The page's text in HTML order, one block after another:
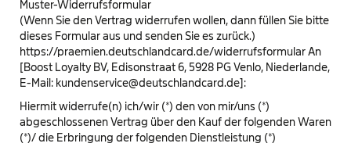
Muster-Widerrufsformular
(Wenn Sie den Vertrag widerrufen wollen, dann füllen Sie bitte
dieses Formular aus und senden Sie es zurück.)
https://praemien.deutschlandcard.de/widerrufsformular An
[Boost Loyalty BV, Edisonstraat 6, 5928 PG Venlo, Niederlande,
E-Mail: kundenservice@deutschlandcard.de]:
Hiermit widerrufe(n) ich/wir (*) den von mir/uns (*)
abgeschlossenen Vertrag über den Kauf der folgenden Waren
(*)/ die Erbringung der folgenden Dienstleistung (*)